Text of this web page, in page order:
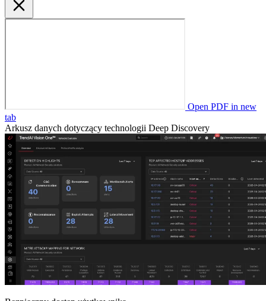
Open PDF in new
tab
Arkusz danych dotyczący technologii Deep Discovery